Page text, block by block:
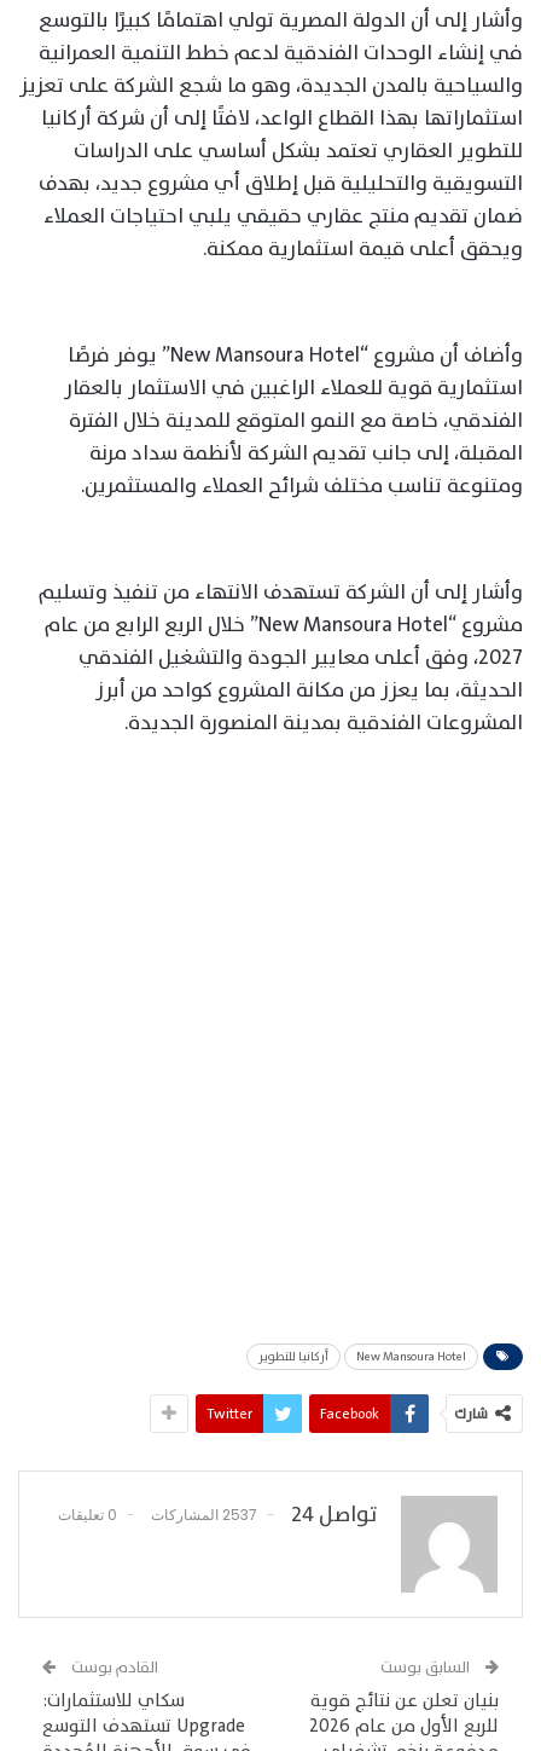
وأشار إلى أن الدولة المصرية تولي اهتمامًا كبيرًا بالتوسع
في إنشاء الوحدات الفندقية لدعم خطط التنمية العمرانية
والسياحية بالمدن الجديدة، وهو ما شجع الشركة على تعزيز
استثماراتها بهذا القطاع الواعد، لافتًا إلى أن شركة أركانيا
للتطوير العقاري تعتمد بشكل أساسي على الدراسات
التسويقية والتحليلية قبل إطلاق أي مشروع جديد، بهدف
ضمان تقديم منتج عقاري حقيقي يلبي احتياجات العملاء
ويحقق أعلى قيمة استثمارية ممكنة.
وأضاف أن مشروع “New Mansoura Hotel” يوفر فرصًا
استثمارية قوية للعملاء الراغبين في الاستثمار بالعقار
الفندقي، خاصة مع النمو المتوقع للمدينة خلال الفترة
المقبلة، إلى جانب تقديم الشركة لأنظمة سداد مرنة
ومتنوعة تناسب مختلف شرائح العملاء والمستثمرين.
وأشار إلى أن الشركة تستهدف الانتهاء من تنفيذ وتسليم
مشروع “New Mansoura Hotel” خلال الربع الرابع من عام
2027، وفق أعلى معايير الجودة والتشغيل الفندقي
الحديثة، بما يعزز من مكانة المشروع كواحد من أبرز
المشروعات الفندقية بمدينة المنصورة الجديدة.
New Mansoura Hotel أركانيا للتطوير
شارك Facebook
Twitter
تواصل 24 2537 المشاركات 0 تعليقات
السابق بوست
بنيان تعلن عن نتائج قوية
للربع الأول من عام 2026
القادم بوست
سكاي للاستثمارات:
Upgrade تستهدف التوسع